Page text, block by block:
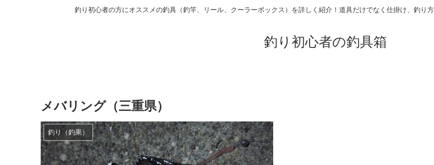
釣り初心者の方にオススメの釣具（釣竿、リール、クーラーボックス）を詳しく紹介！道具だけでなく仕掛け、釣り
釣り初心者の釣具箱
メバリング（三重県）
釣り（釣果）